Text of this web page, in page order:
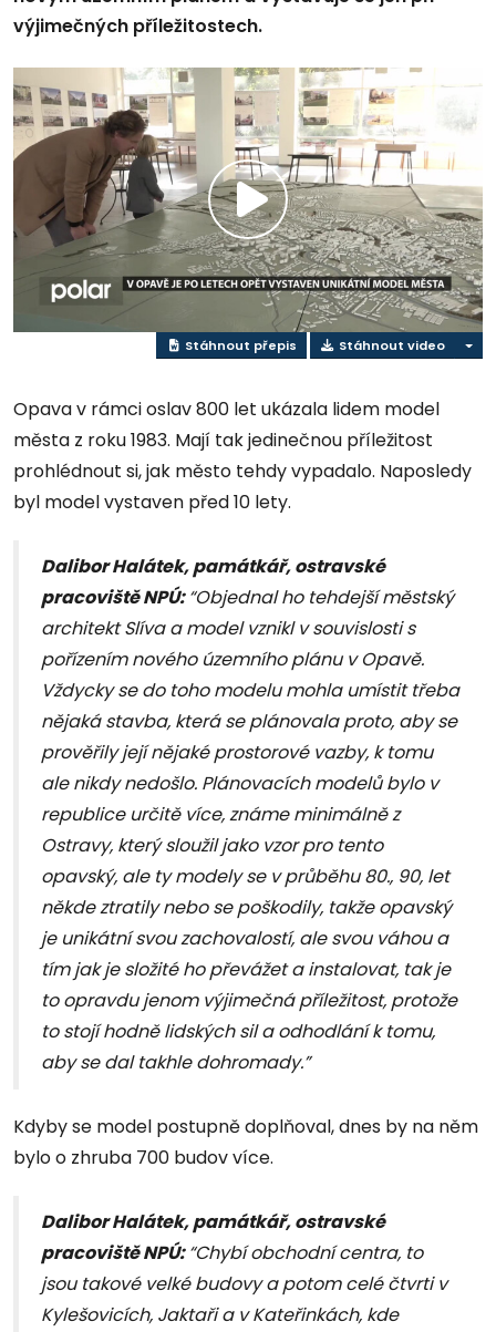
výjimečných příležitostech.
Přehrát
video
Stáhnout přepis Stáhnout video
Opava v rámci oslav 800 let ukázala lidem model
města z roku 1983. Mají tak jedinečnou příležitost
prohlédnout si, jak město tehdy vypadalo. Naposledy
byl model vystaven před 10 lety.
Dalibor Halátek, památkář, ostravské
pracoviště NPÚ:“Objednal ho tehdejší městský
architekt Slíva a model vznikl v souvislosti s
pořízením nového územního plánu v Opavě.
Vždycky se do toho modelu mohla umístit třeba
nějaká stavba, která se plánovala proto, aby se
prověřily její nějaké prostorové vazby, k tomu
ale nikdy nedošlo. Plánovacích modelů bylo v
republice určitě více, známe minimálně z
Ostravy, který sloužil jako vzor pro tento
opavský, ale ty modely se v průběhu 80., 90, let
někde ztratily nebo se poškodily, takže opavský
je unikátní svou zachovalostí, ale svou váhou a
tím jak je složité ho převážet a instalovat, tak je
to opravdu jenom výjimečná příležitost, protože
to stojí hodně lidských sil a odhodlání k tomu,
aby se dal takhle dohromady.”
Kdyby se model postupně doplňoval, dnes by na něm
bylo o zhruba 700 budov více.
Dalibor Halátek, památkář, ostravské
pracoviště NPÚ:“Chybí obchodní centra, to
jsou takové velké budovy a potom celé čtvrti v
Kylešovicích, Jaktaři a v Kateřinkách, kde